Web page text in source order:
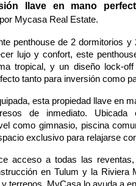
llave en mano
Mycasa Real Estate.
penthouse de 2 dormitorios
lujo y confort, este
tropical, y un diseño lock-
tanto para inversión como
esta propiedad llave en
de inmediato.
como gimnasio, piscina
exclusivo para relajarse
acceso a todas las
en Tulum y la Riviera